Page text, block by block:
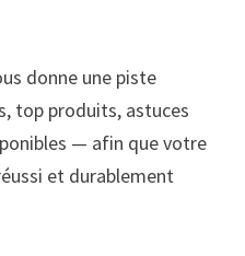
donne une piste
top produits, astuces
— afin que votre
et durablement